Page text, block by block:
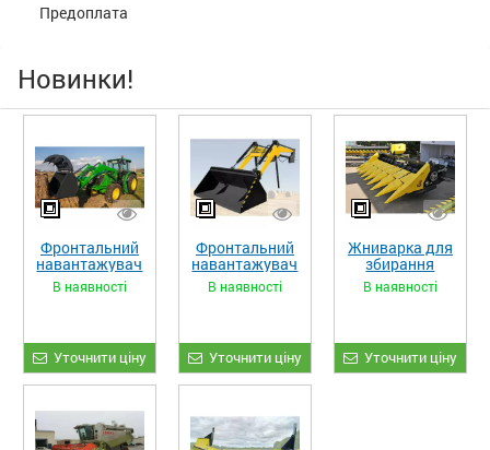
Предоплата
Новинки!
Фронтальний
навантажувач
«STRONG XL»
В наявності
Уточнити ціну
Фронтальний
навантажувач
«STRONG»
В наявності
Уточнити ціну
Жниварка для
збирання
кукурудзи
ЖКИ-870
В наявності
Уточнити ціну